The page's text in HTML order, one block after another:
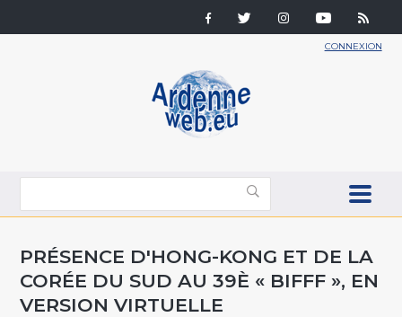
CONNEXION
PRÉSENCE D'HONG-KONG ET DE LA
CORÉE DU SUD AU 39È « BIFFF », EN
VERSION VIRTUELLE